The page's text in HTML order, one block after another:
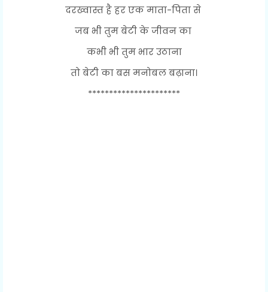
दरख्वास्त है हर एक माता-पिता से
जब भी तुम बेटी के जीवन का
कभी भी तुम भार उठाना
तो बेटी का बस मनोबल बढ़ाना।
**********************